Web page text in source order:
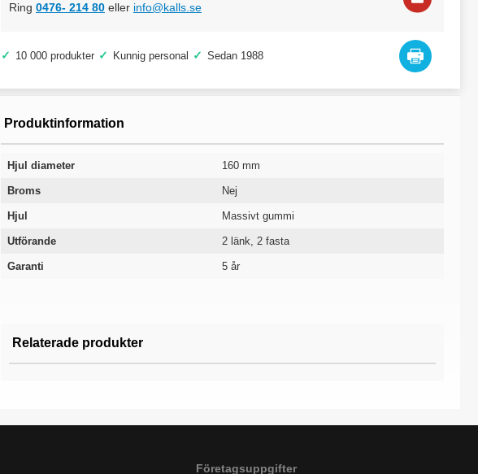
Ring 0476- 214 80 eller info@kalls.se
✓ 10 000 produkter ✓ Kunnig personal ✓ Sedan 1988
Produktinformation
Hjul diameter 160 mm
Broms Nej
Hjul Massivt gummi
Utförande 2 länk, 2 fasta
Garanti 5 år
Relaterade produkter
Företagsuppgifter